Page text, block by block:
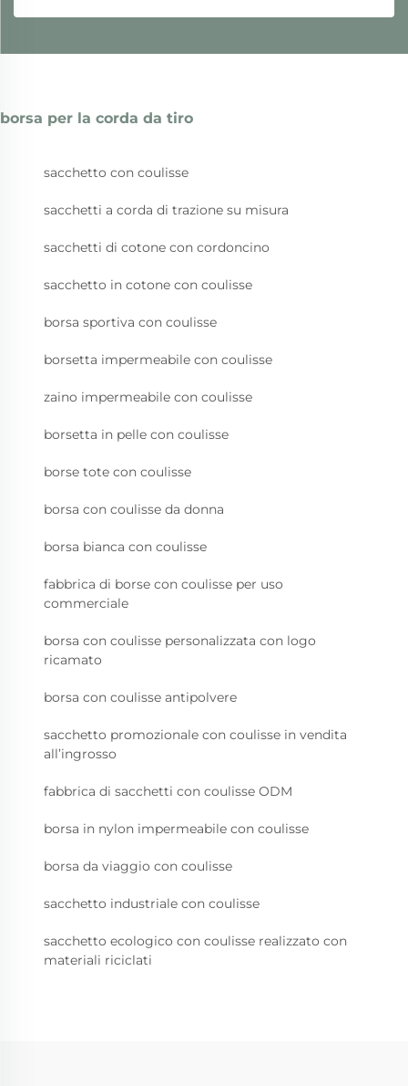
borsa per la corda da tiro
sacchetto con coulisse
sacchetti a corda di trazione su misura
sacchetti di cotone con cordoncino
sacchetto in cotone con coulisse
borsa sportiva con coulisse
borsetta impermeabile con coulisse
zaino impermeabile con coulisse
borsetta in pelle con coulisse
borse tote con coulisse
borsa con coulisse da donna
borsa bianca con coulisse
fabbrica di borse con coulisse per uso
commerciale
borsa con coulisse personalizzata con logo
ricamato
borsa con coulisse antipolvere
sacchetto promozionale con coulisse in vendita
all’ingrosso
fabbrica di sacchetti con coulisse ODM
borsa in nylon impermeabile con coulisse
borsa da viaggio con coulisse
sacchetto industriale con coulisse
sacchetto ecologico con coulisse realizzato con
materiali riciclati